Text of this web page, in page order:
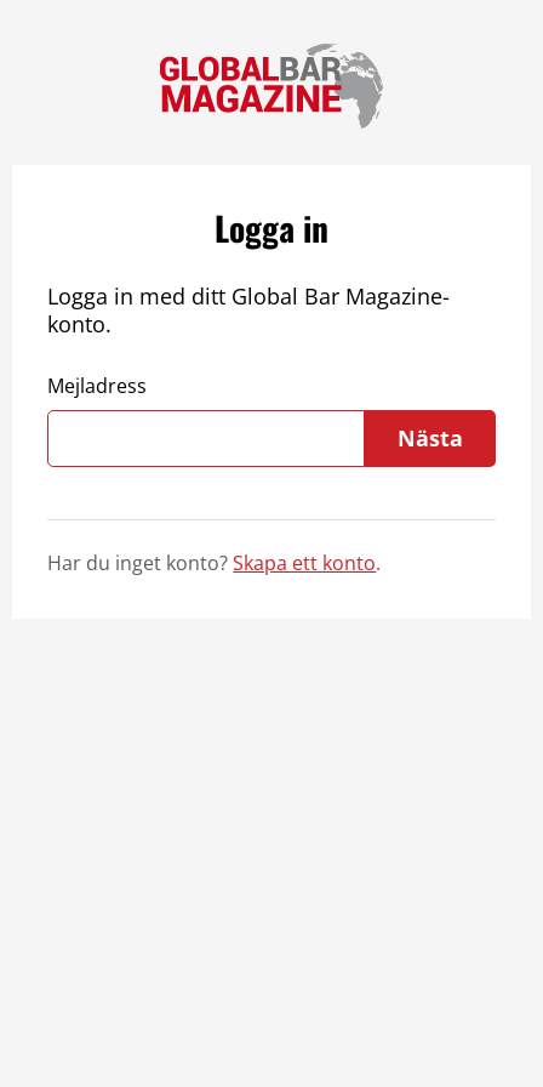
Logga in
Logga in med ditt Global Bar Magazine-
konto.
Mejladress
Nästa
Har du inget konto?Skapa ett konto.